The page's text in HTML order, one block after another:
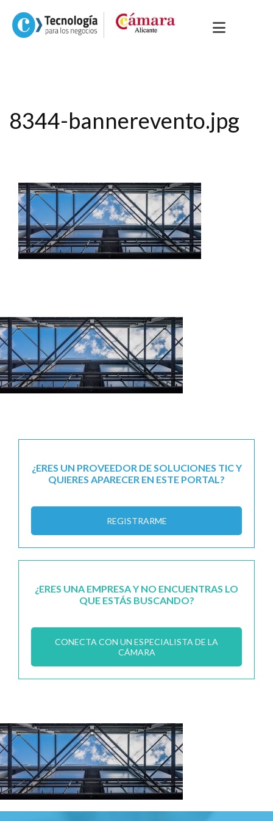
8344-bannerevento.jpg
¿ERES UN PROVEEDOR DE SOLUCIONES TIC Y
QUIERES APARECER EN ESTE PORTAL?
REGISTRARME
¿ERES UNA EMPRESA Y NO ENCUENTRAS LO
QUE ESTÁS BUSCANDO?
CONECTA CON UN ESPECIALISTA DE LA
CÁMARA